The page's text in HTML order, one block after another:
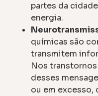
partes da
energia.
químicas são
transmitem
Nos
desses
ou em excesso,